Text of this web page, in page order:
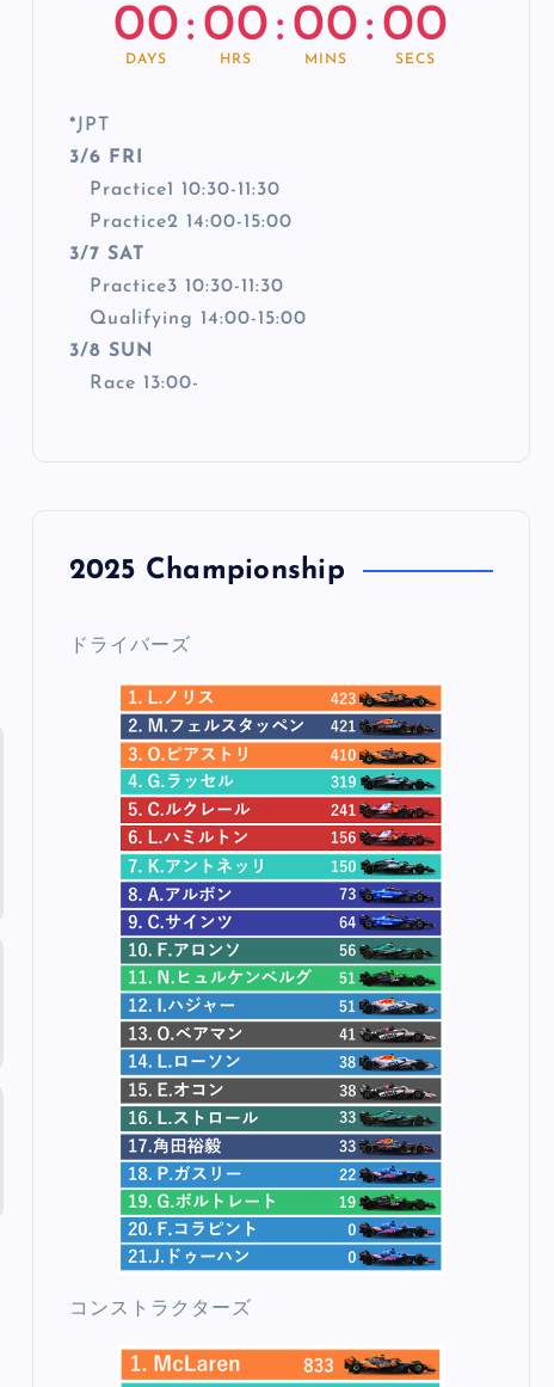
00
DAYS
: 00
HRS
: 00
MINS
: 00
SECS
*JPT
3/6 FRI
Practice1 10:30-11:30
Practice2 14:00-15:00
3/7 SAT
Practice3 10:30-11:30
Qualifying 14:00-15:00
3/8 SUN
Race 13:00-
2025 Championship
ドライバーズ
コンストラクターズ